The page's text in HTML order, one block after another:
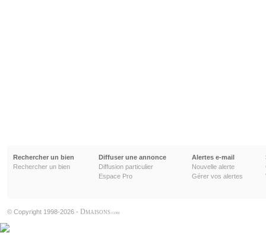
Rechercher un bien
Rechercher un bien
Diffuser une annonce
Diffusion particulier
Espace Pro
Alertes e-mail
Nouvelle alerte
Gérer vos alertes
© Copyright 1998-2026 - DMAISONS .COM